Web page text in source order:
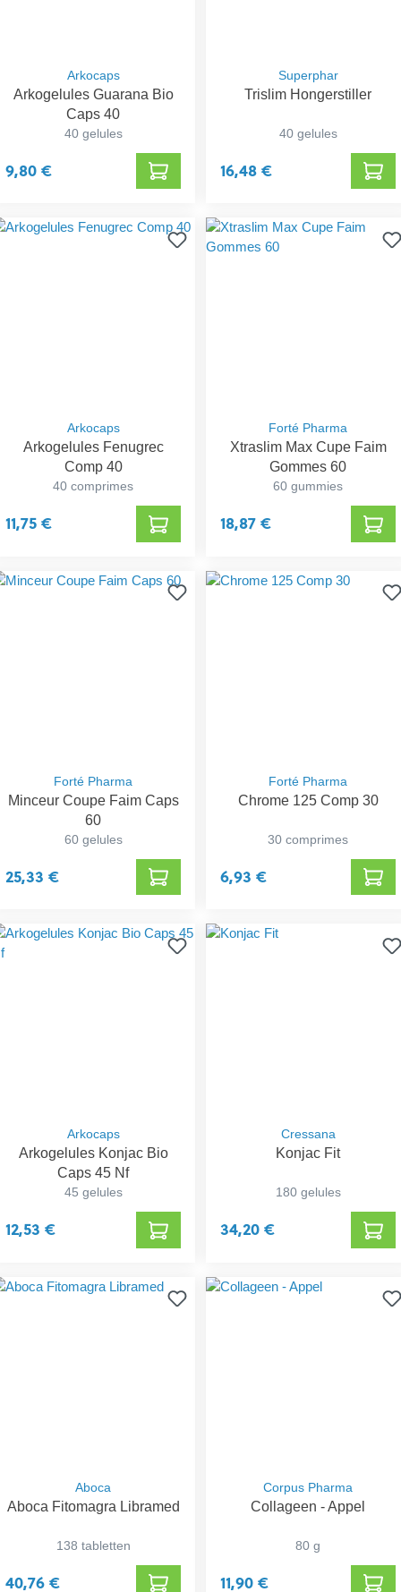
Arkocaps
Arkogelules Guarana Bio
Caps 40
40 gelules
9,80 €
Superphar
Trislim Hongerstiller
40 gelules
16,48 €
Arkocaps
Arkogelules Fenugrec
Comp 40
40 comprimes
11,75 €
Forté Pharma
Xtraslim Max Cupe Faim
Gommes 60
60 gummies
18,87 €
Forté Pharma
Minceur Coupe Faim Caps
60
60 gelules
25,33 €
Forté Pharma
Chrome 125 Comp 30
30 comprimes
6,93 €
Arkocaps
Arkogelules Konjac Bio
Caps 45 Nf
45 gelules
12,53 €
Cressana
Konjac Fit
180 gelules
34,20 €
Aboca
Aboca Fitomagra Libramed
138 tabletten
40,76 €
Corpus Pharma
Collageen - Appel
80 g
11,90 €